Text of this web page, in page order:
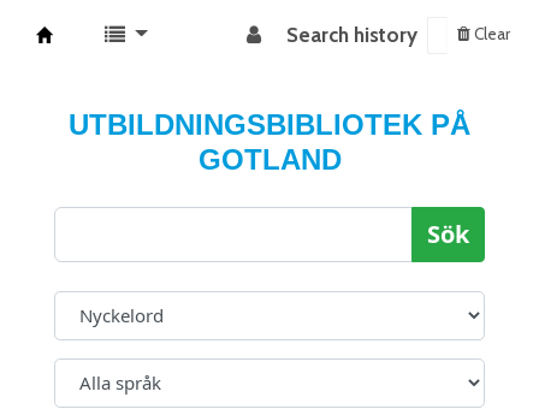
Search history Clear
UTBILDNINGSBIBLIOTEK PÅ
GOTLAND
Sök